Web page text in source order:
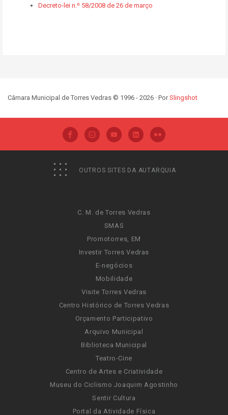
Decreto-lei n.º 58/2008 de 26 de março
Câmara Municipal de Torres Vedras © 1996 - 2026 · PorSlingshot
OUTROS SITES DA AUTARQUIA
C. M. de Torres Vedras
SMAS
Promotorres, EM
Investir Torres Vedras
E-negócios
Mobilidade
Visite Torres Vedras
Centro Histórico de Torres Vedras
Orçamento Participativo
Arquivo Municipal
Biblioteca Municipal
Teatro-Cine
Centro de Artes e Criatividade
Museu do Ciclismo Joaquim Agostinho
Sentir Cultura
Portal da Atividade Física